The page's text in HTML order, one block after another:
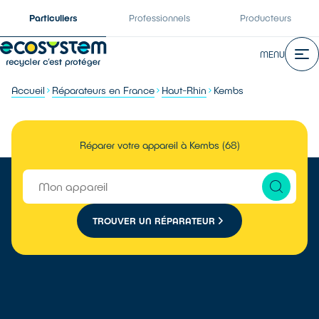
Particuliers Professionnels Producteurs
MENU
Accueil Réparateurs en France Haut-Rhin Kembs
Réparer votre appareil à Kembs (68)
TROUVER UN RÉPARATEUR